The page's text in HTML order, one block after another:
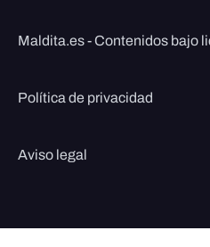
Maldita.es - Contenidos bajo
Política de privacidad
Aviso legal